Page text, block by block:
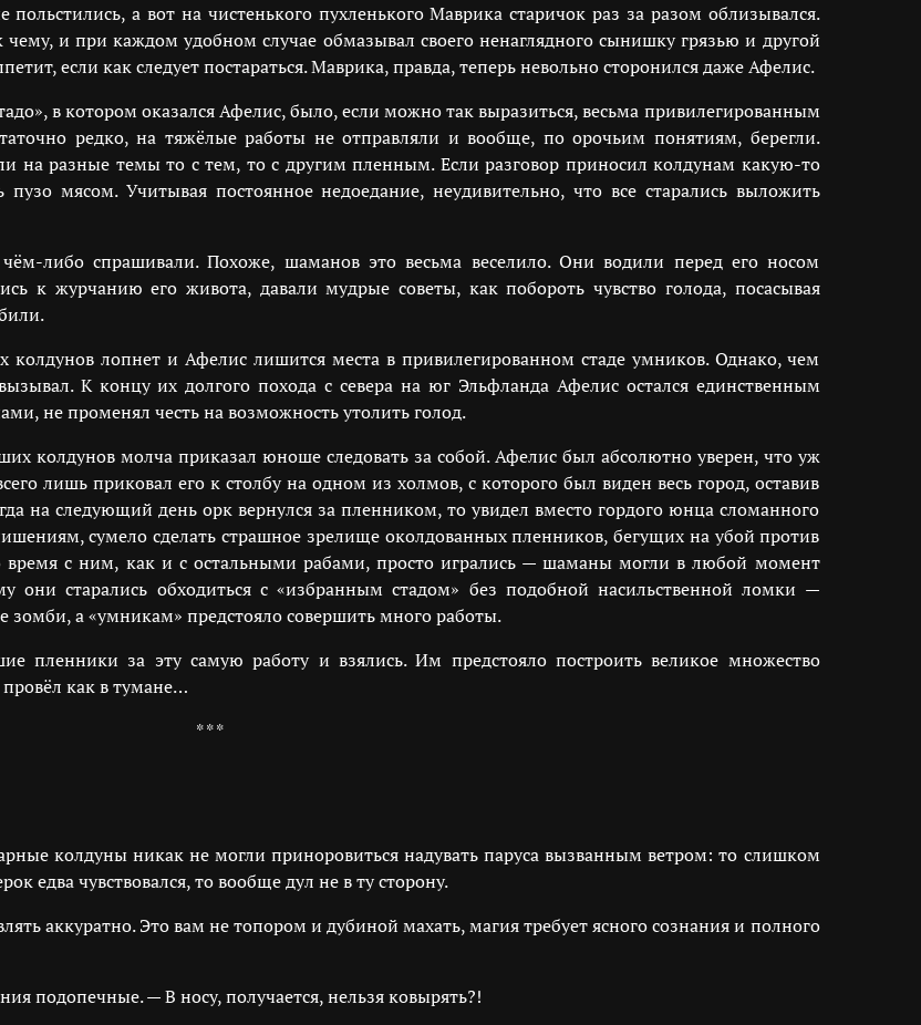
а вот на чистенького пухленького Маврика старичок раз за разом облизывался.
и при каждом удобном случае обмазывал своего ненаглядного сынишку грязью и другой
если как следует постараться. Маврика, правда, теперь невольно сторонился даже Афелис.
в котором оказался Афелис, было, если можно так выразиться, весьма привилегированным
редко, на тяжёлые работы не отправляли и вообще, по орочьим понятиям, берегли.
на разные темы то с тем, то с другим пленным. Если разговор приносил колдунам какую-то
мясом. Учитывая постоянное недоедание, неудивительно, что все старались выложить
либо спрашивали. Похоже, шаманов это весьма веселило. Они водили перед его носом
к журчанию его живота, давали мудрые советы, как побороть чувство голода, посасывая
колдунов лопнет и Афелис лишится места в привилегированном стаде умников. Однако, чем
К концу их долгого похода с севера на юг Эльфланда Афелис остался единственным
не променял честь на возможность утолить голод.
колдунов молча приказал юноше следовать за собой. Афелис был абсолютно уверен, что уж
лишь приковал его к столбу на одном из холмов, с которого был виден весь город, оставив
на следующий день орк вернулся за пленником, то увидел вместо гордого юнца сломанного
сумело сделать страшное зрелище околдованных пленников, бегущих на убой против
время с ним, как и с остальными рабами, просто игрались — шаманы могли в любой момент
они старались обходиться с «избранным стадом» без подобной насильственной ломки —
а «умникам» предстояло совершить много работы.
пленники за эту самую работу и взялись. Им предстояло построить великое множество
как в тумане…
* * *
колдуны никак не могли приноровиться надувать паруса вызванным ветром: то слишком
едва чувствовался, то вообще дул не в ту сторону.
аккуратно. Это вам не топором и дубиной махать, магия требует ясного сознания и полного
подопечные. — В носу, получается, нельзя ковырять?!